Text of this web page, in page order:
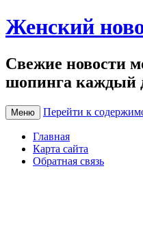
Женский
Свежие новости
шопинга каждый
Меню Перейти к
Главная
Карта сайта
Обратная связь